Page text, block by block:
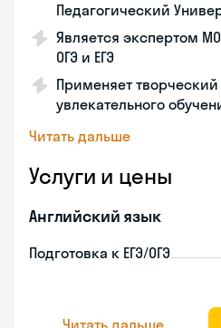
Педагогический
Является экспертом
ОГЭ и ЕГЭ
Применяет
увлекательного
Читать дальше
Услуги и цены
Английский язык
Подготовка к ЕГЭ/ОГЭ
Читать дальше